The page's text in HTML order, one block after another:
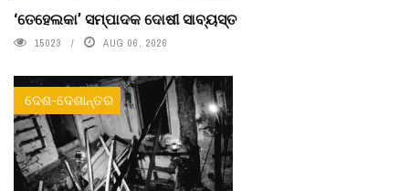
‘ତେହେଲକା’ ସମ୍ପାଦକ ଦୋଷୀ ସାବ୍ୟସ୍ତ
15023 AUG 06, 2026
ଦେଶ-ଦେଶାନ୍ତର